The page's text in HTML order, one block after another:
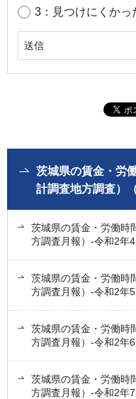
3：見つけにくかっ
茨城県の賃金・労
計調査地方調査）
茨城県の賃金・労働時
方調査月報）-令和2年
茨城県の賃金・労働時
方調査月報）-令和2年
茨城県の賃金・労働時
方調査月報）-令和2年
茨城県の賃金・労働時
方調査月報）-令和2年